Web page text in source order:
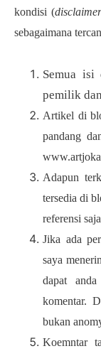
kondisi (
sebagaimana
Semua
pemilik
Artikel di
pandang
Adapun
tersedia di
referensi
Jika ada
saya
dapat
komentar.
bukan
Koemntar